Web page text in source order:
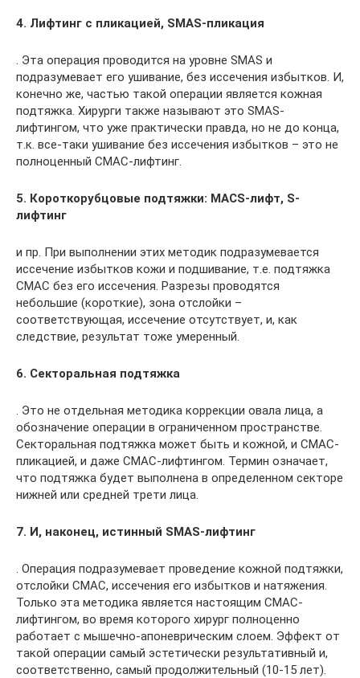
4. Лифтинг с пликацией, SMAS-пликация
. Эта операция проводится на уровне SMAS и
подразумевает его ушивание, без иссечения избытков. И,
конечно же, частью такой операции является кожная
подтяжка. Хирурги также называют это SMAS-
лифтингом, что уже практически правда, но не до конца,
т.к. все-таки ушивание без иссечения избытков – это не
полноценный СМАС-лифтинг.
5. Короткорубцовые подтяжки: MACS-лифт, S-
лифтинг
и пр. При выполнении этих методик подразумевается
иссечение избытков кожи и подшивание, т.е. подтяжка
СМАС без его иссечения. Разрезы проводятся
небольшие (короткие), зона отслойки –
соответствующая, иссечение отсутствует, и, как
следствие, результат тоже умеренный.
6. Секторальная подтяжка
. Это не отдельная методика коррекции овала лица, а
обозначение операции в ограниченном пространстве.
Секторальная подтяжка может быть и кожной, и СМАС-
пликацией, и даже СМАС-лифтингом. Термин означает,
что подтяжка будет выполнена в определенном секторе
нижней или средней трети лица.
7. И, наконец, истинный SMAS-лифтинг
. Операция подразумевает проведение кожной подтяжки,
отслойки СМАС, иссечения его избытков и натяжения.
Только эта методика является настоящим СМАС-
лифтингом, во время которого хирург полноценно
работает с мышечно-апоневрическим слоем. Эффект от
такой операции самый эстетически результативный и,
соответственно, самый продолжительный (10-15 лет).